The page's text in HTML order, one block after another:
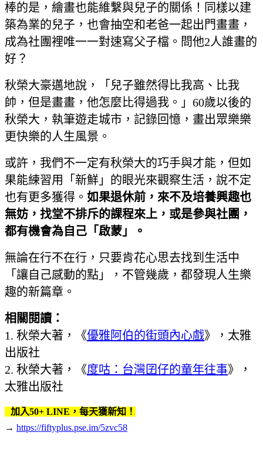
棒的是，繪畫也能維繫與兒子的關係！同樣以建
築為業的兒子，也會抽空和老爸一起出門畫畫，
成為社團裡唯一一對速寫父子檔。問他2人誰畫的
好？
秋榮大豪邁地說，「兒子雖然得比我高、比我
帥，但是畫畫，他怎麼比得過我。」60歲以後的
秋榮大，執筆遊走城市，記錄回憶，畫出眾樂樂
更快樂的人生風景。
或許，我們不一定有秋榮大的巧手與才能，但如
果能練習用「新鮮」的眼光來觀察生活，說不定
也有更多獲得。 如果退休前，來不及培養興趣也
無妨，找堂不排斥的課程來上，或是參與社團，
都有機會為自己「啟蒙」。
無論在行不在行，只要肯花心思去找到生活中
「讓自己感動的點」，不管幾歲，都發現人生樂
趣的新篇章。
相關閱讀：
1. 秋榮大著，《優雅阿伯的街頭內心戲》，太雅
出版社
2. 秋榮大著，《度咕：台灣囝仔的童年往事》，
太雅出版社
加入50+ LINE，每天獲新知！
→ https://fiftyplus.pse.im/5zvc58